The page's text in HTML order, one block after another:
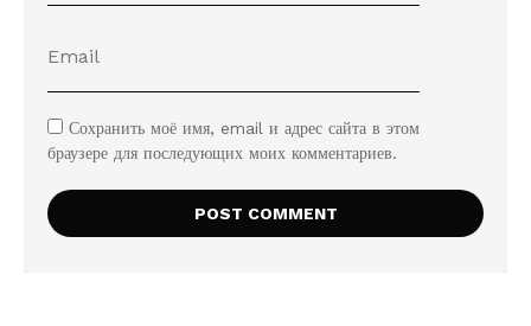
Сохранить моё имя, email и адрес сайта в этом
браузере для последующих моих комментариев.